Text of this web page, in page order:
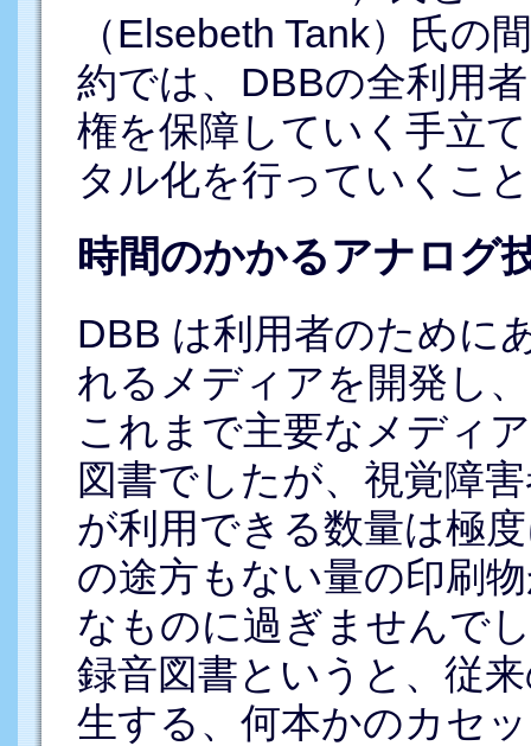
（Elsebeth Tank）氏の
約では、DBBの全利用
権を保障していく手立
タル化を行っていくこ
時間のかかるアナログ
DBB は利用者のために
れるメディアを開発し
これまで主要なメディ
図書でしたが、視覚障
が利用できる数量は極
の途方もない量の印刷
なものに過ぎませんで
録音図書というと、従
生する、何本かのカセ